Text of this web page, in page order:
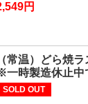
円
（常温）どら焼
一時製造休止中
SOLD OUT